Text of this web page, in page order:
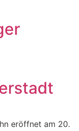
eröffnet am 20.